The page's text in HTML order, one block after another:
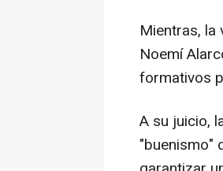
Mientras, la
Noemí
formativos
A su juicio,
"buenismo"